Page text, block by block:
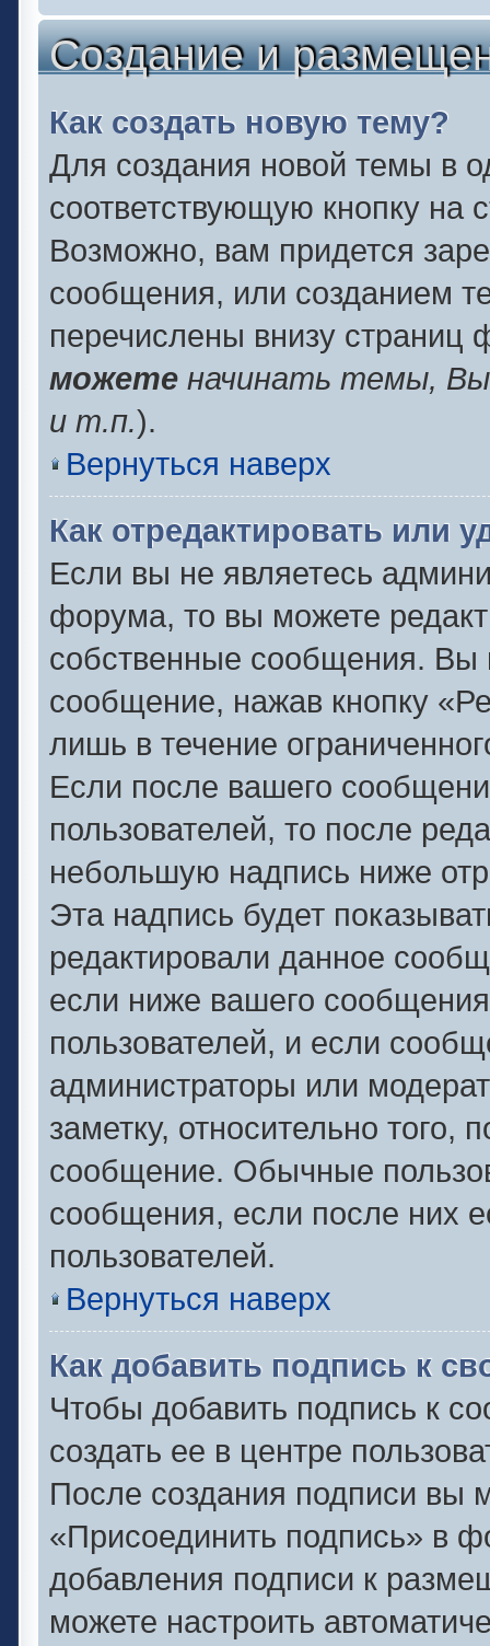
Создание и
Как создать новую тему?
Для создания новой темы в
соответствующую кнопку
Возможно, вам придется
сообщения, или созданием
перечислены внизу
можете начинать темы,
и т.п.).
Вернуться наверх
Как отредактировать или
Если вы не являетесь
форума, то вы можете
собственные сообщения. Вы
сообщение, нажав кнопку
лишь в течение
Если после вашего
пользователей, то после
небольшую надпись ниже
Эта надпись будет
редактировали данное
если ниже вашего
пользователей, и если
администраторы или
заметку, относительно
сообщение. Обычные
сообщения, если после них
пользователей.
Вернуться наверх
Как добавить подпись к
Чтобы добавить подпись к
создать ее в центре
После создания подписи вы
«Присоединить подпись» в
добавления подписи к
можете настроить